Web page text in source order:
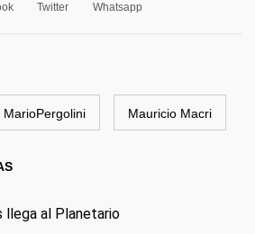
Twitter Whatsapp
MarioPergolini Mauricio Macri
llega al Planetario